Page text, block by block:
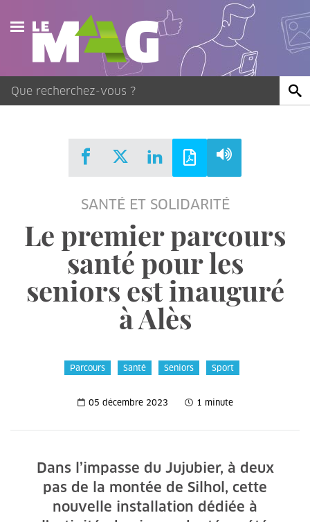
Actualités
Agenda
Publications
SANTÉ ET SOLIDARITÉ
Le premier parcours
santé pour les
seniors est inauguré
à Alès
Parcours Santé Seniors Sport
05 décembre 2023 1 minute
Dans l’impasse du Jujubier, à deux
pas de la montée de Silhol, cette
nouvelle installation dédiée à